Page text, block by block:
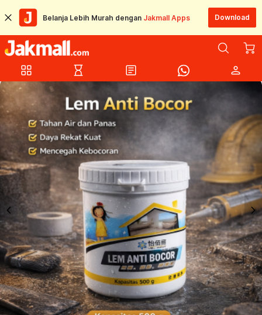
Belanja Lebih Murah dengan Jakmall Apps Download
grid_view hourglass_empty article person